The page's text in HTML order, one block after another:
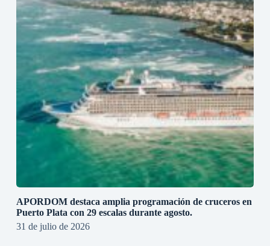
APORDOM destaca amplia programación de cruceros en
Puerto Plata con 29 escalas durante agosto.
31 de julio de 2026